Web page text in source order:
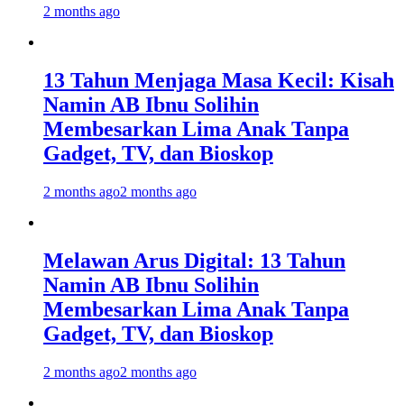
2 months ago
13 Tahun Menjaga Masa Kecil: Kisah
Namin AB Ibnu Solihin
Membesarkan Lima Anak Tanpa
Gadget, TV, dan Bioskop
2 months ago2 months ago
Melawan Arus Digital: 13 Tahun
Namin AB Ibnu Solihin
Membesarkan Lima Anak Tanpa
Gadget, TV, dan Bioskop
2 months ago2 months ago